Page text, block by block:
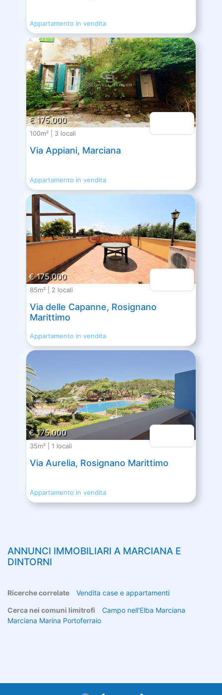
Appartamento in vendita
€ 175.000
100m² | 3 locali
Via Appiani, Marciana
Appartamento in vendita
€ 175.000
85m² | 2 locali
Via delle Capanne, Rosignano
Marittimo
Appartamento in vendita
€ 175.000
35m² | 1 locali
Via Aurelia, Rosignano Marittimo
Appartamento in vendita
ANNUNCI IMMOBILIARI A MARCIANA E
DINTORNI
Ricerche correlate Vendita case e appartamenti
Cerca nei comuni limitrofi Campo nell'Elba Marciana
Marciana Marina Portoferraio